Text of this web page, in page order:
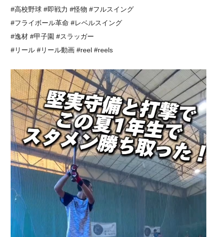
#高校野球 #即戦力 #怪物 #フルスイング⁡
⁡#フライボール革命 #レベルスイング
#逸材 #甲子園 #スラッガー
#リール #リール動画 #reel #reels